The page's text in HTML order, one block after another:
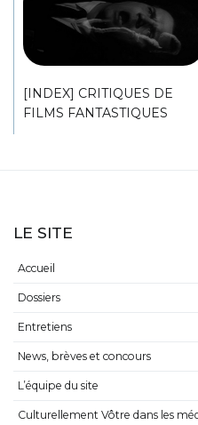
[INDEX] CRITIQUES DE
FILMS FANTASTIQUES
LE SITE
Accueil
Dossiers
Entretiens
News, brèves et concours
L’équipe du site
Culturellement Vôtre dans les